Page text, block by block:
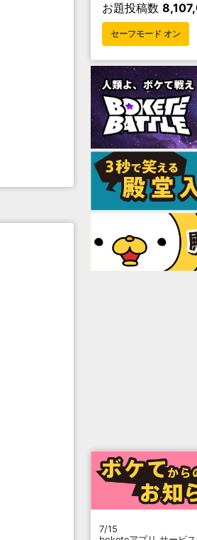
お題投稿数
セーフモード オン
7/15